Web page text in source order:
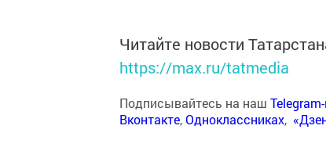
Читайте новости
https://max.ru/tatmedia
Подписывайтесь на наш
Вконтакте,Одноклассниках,